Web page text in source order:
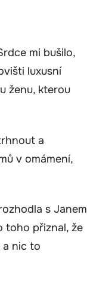
mi bušilo,
luxusní
ženu, kterou
a
v omámení,
s Janem
toho přiznal, že
a nic to